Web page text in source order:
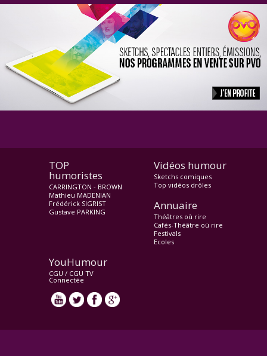
TOP
humoristes
CARRINGTON - BROWN
Mathieu MADENIAN
Frédérick SIGRIST
Gustave PARKING
Vidéos humour
Sketchs comiques
Top vidéos drôles
Annuaire
Théâtres où rire
Cafés-Théâtre où rire
Festivals
Ecoles
YouHumour
CGU / CGU TV
Connectée